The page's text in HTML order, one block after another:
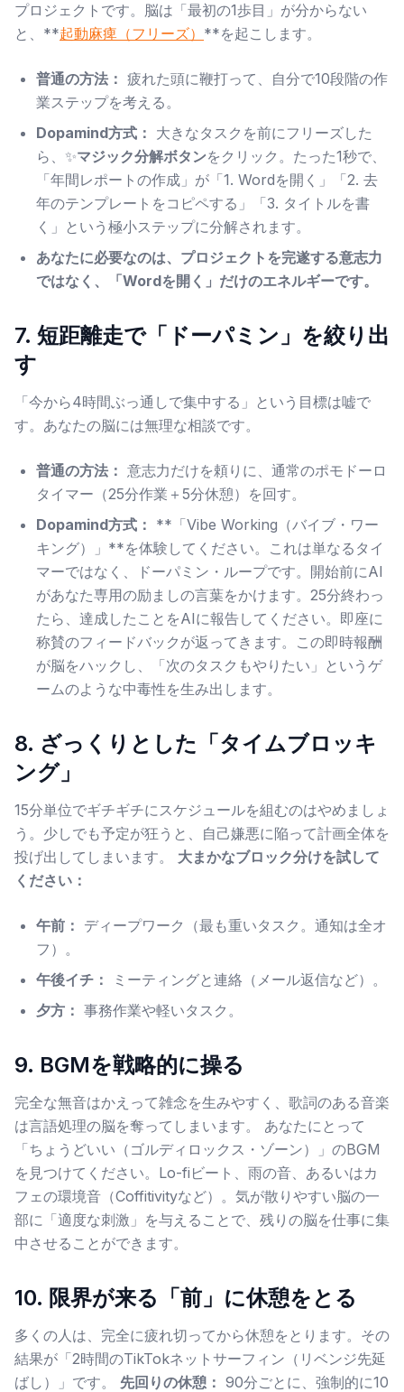
プロジェクトです。脳は「最初の1歩目」が分からない
と、**起動麻痺（フリーズ） **を起こします。
普通の方法： 疲れた頭に鞭打って、自分で10段階の作
業ステップを考える。
Dopamind方式： 大きなタスクを前にフリーズした
ら、✨マジック分解ボタンをクリック。たった1秒で、
「年間レポートの作成」が「1. Wordを開く」「2. 去
年のテンプレートをコピペする」「3. タイトルを書
く」という極小ステップに分解されます。
あなたに必要なのは、プロジェクトを完遂する意志力
ではなく、「Wordを開く」だけのエネルギーです。
7. 短距離走で「ドーパミン」を絞り出
す
「今から4時間ぶっ通しで集中する」という目標は嘘で
す。あなたの脳には無理な相談です。
普通の方法： 意志力だけを頼りに、通常のポモドーロ
タイマー（25分作業＋5分休憩）を回す。
Dopamind方式： **「Vibe Working（バイブ・ワー
キング）」**を体験してください。これは単なるタイ
マーではなく、ドーパミン・ループです。開始前にAI
があなた専用の励ましの言葉をかけます。25分終わっ
たら、達成したことをAIに報告してください。即座に
称賛のフィードバックが返ってきます。この即時報酬
が脳をハックし、「次のタスクもやりたい」というゲ
ームのような中毒性を生み出します。
8. ざっくりとした「タイムブロッキ
ング」
15分単位でギチギチにスケジュールを組むのはやめましょ
う。少しでも予定が狂うと、自己嫌悪に陥って計画全体を
投げ出してしまいます。 大まかなブロック分けを試して
ください：
午前： ディープワーク（最も重いタスク。通知は全オ
フ）。
午後イチ：
ミーティングと連絡（メール返信など）。
夕方： 事務作業や軽いタスク。
9. BGMを戦略的に操る
完全な無音はかえって雑念を生みやすく、歌詞のある音楽
は言語処理の脳を奪ってしまいます。 あなたにとって
「ちょうどいい（ゴルディロックス・ゾーン）」のBGM
を見つけてください。Lo-fiビート、雨の音、あるいはカ
フェの環境音（Coffitivityなど）。気が散りやすい脳の一
部に「適度な刺激」を与えることで、残りの脳を仕事に集
中させることができます。
10. 限界が来る「前」に休憩をとる
多くの人は、完全に疲れ切ってから休憩をとります。その
結果が「2時間のTikTokネットサーフィン（リベンジ先延
ばし）」です。 先回りの休憩： 90分ごとに、強制的に10